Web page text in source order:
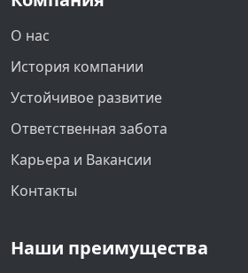
О нас
История компании
Устойчивое развитие
Ответственная забота
Карьера и Вакансии
Контакты
Наши преимущества